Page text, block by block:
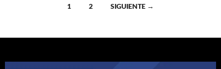
las
1 2 SIGUIENTE →